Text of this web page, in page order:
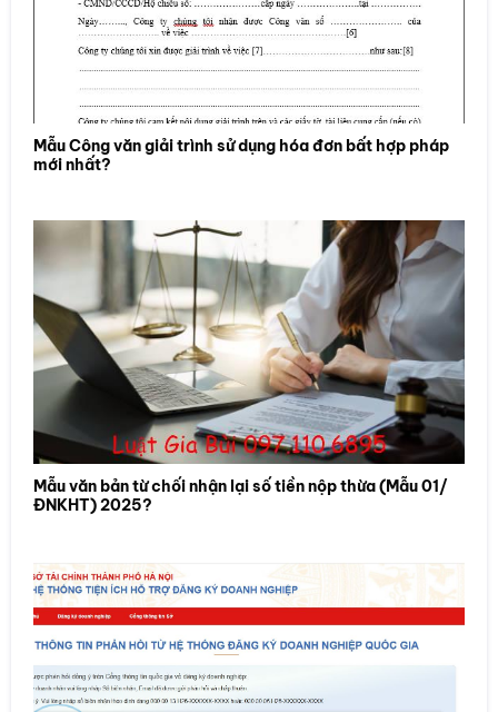
Mẫu Công văn giải trình sử dụng hóa đơn bất hợp pháp
mới nhất?
Mẫu văn bản từ chối nhận lại số tiền nộp thừa (Mẫu 01/
ĐNKHT) 2025?